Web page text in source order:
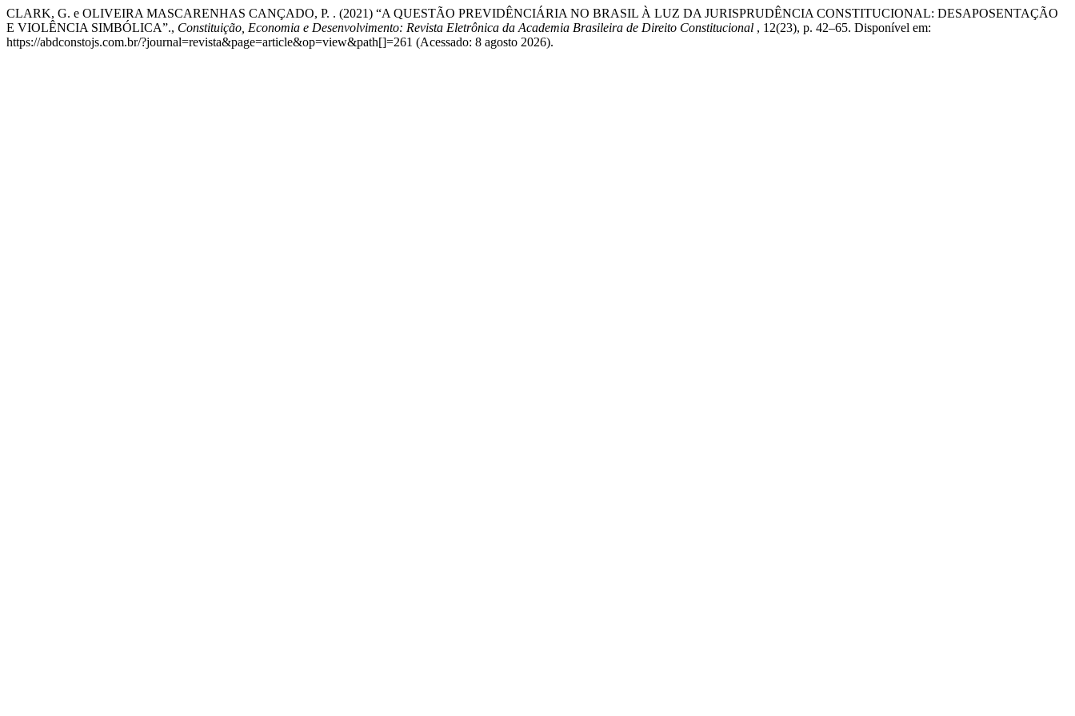
CLARK, G. e OLIVEIRA MASCARENHAS CANÇADO, P. . (2021) “A QUESTÃO PREVIDÊNCIÁRIA NO BRASIL À LUZ DA JURISPRUDÊNCIA CONSTITUCIONAL: DESAPOSENTAÇÃO
E VIOLÊNCIA SIMBÓLICA”., Constituição, Economia e Desenvolvimento: Revista Eletrônica da Academia Brasileira de Direito Constitucional , 12(23), p. 42–65. Disponível em:
https://abdconstojs.com.br/?journal=revista&page=article&op=view&path[]=261 (Acessado: 8 agosto 2026).